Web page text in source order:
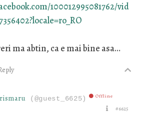
100012995081762/vid
ma abtin, ca e mai bine asa…
(@guest_6625) Offline
#6625